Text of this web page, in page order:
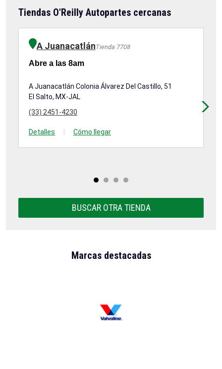
Tiendas O'Reilly Autopartes cercanas
A JuanacatlánTienda 7708
Abre a las 8am
A Juanacatlán Colonia Álvarez Del Castillo, 51
El Salto, MX-JAL
(33) 2451-4230
Detalles Cómo llegar
BUSCAR OTRA TIENDA
Marcas destacadas